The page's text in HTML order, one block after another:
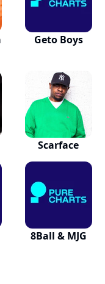
Geto Boys
Scarface
8Ball & MJG